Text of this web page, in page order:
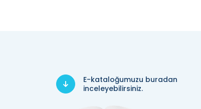
E-kataloğumuzu buradan
inceleyebilirsiniz.